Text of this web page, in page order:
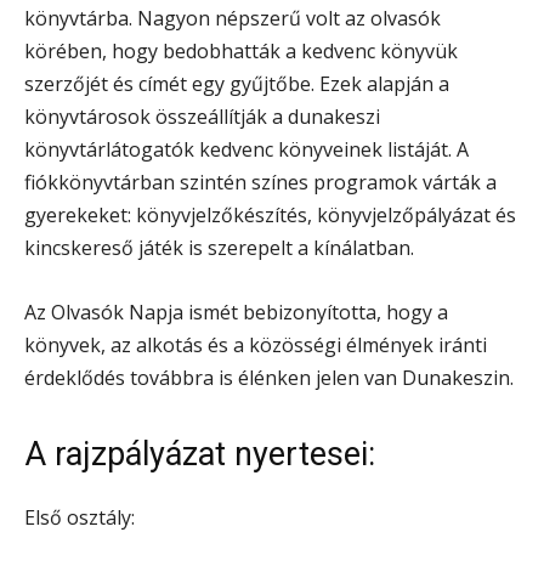
könyvtárba. Nagyon népszerű volt az olvasók
körében, hogy bedobhatták a kedvenc könyvük
szerzőjét és címét egy gyűjtőbe. Ezek alapján a
könyvtárosok összeállítják a dunakeszi
könyvtárlátogatók kedvenc könyveinek listáját. A
fiókkönyvtárban szintén színes programok várták a
gyerekeket: könyvjelzőkészítés, könyvjelzőpályázat és
kincskereső játék is szerepelt a kínálatban.
Az Olvasók Napja ismét bebizonyította, hogy a
könyvek, az alkotás és a közösségi élmények iránti
érdeklődés továbbra is élénken jelen van Dunakeszin.
A rajzpályázat nyertesei:
Első osztály: